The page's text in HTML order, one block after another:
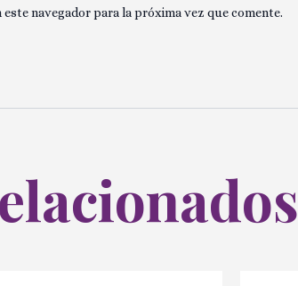
navegador para la próxima vez que comente.